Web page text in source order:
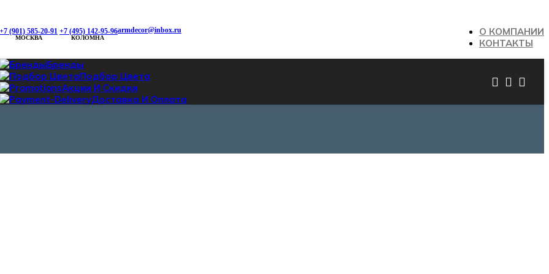
+7 (901) 585-20-91
МОСКВА
+7 (495) 142-95-96
КОЛОМНА
armdecor@inbox.ru
О КОМПАНИИ
КОНТАКТЫ
Бренды
Подбор Цвета
Акции И Скидки
Доставка И Оплата